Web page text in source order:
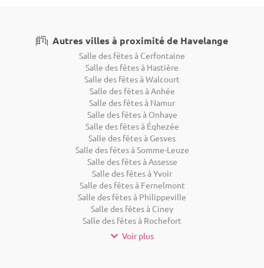
Autres villes à proximité de Havelange
Salle des fêtes à Cerfontaine
Salle des fêtes à Hastière
Salle des fêtes à Walcourt
Salle des fêtes à Anhée
Salle des fêtes à Namur
Salle des fêtes à Onhaye
Salle des fêtes à Éghezée
Salle des fêtes à Gesves
Salle des fêtes à Somme-Leuze
Salle des fêtes à Assesse
Salle des fêtes à Yvoir
Salle des fêtes à Fernelmont
Salle des fêtes à Philippeville
Salle des fêtes à Ciney
Salle des fêtes à Rochefort
Voir plus